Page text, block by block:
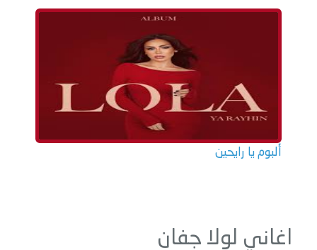
ألبوم يا رايحين
اغاني لولا جفان